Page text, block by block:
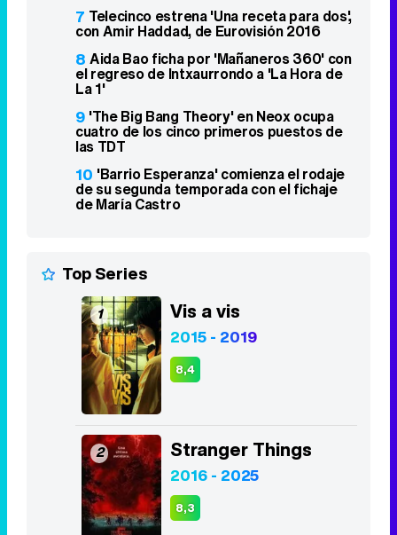
7 Telecinco estrena 'Una receta para dos',
con Amir Haddad, de Eurovisión 2016
8 Aida Bao ficha por 'Mañaneros 360' con
el regreso de Intxaurrondo a 'La Hora de
La 1'
9 'The Big Bang Theory' en Neox ocupa
cuatro de los cinco primeros puestos de
las TDT
10 'Barrio Esperanza' comienza el rodaje
de su segunda temporada con el fichaje
de María Castro
Top Series
1 Vis a vis
2015 - 2019
8,4
2 Stranger Things
2016 - 2025
8,3